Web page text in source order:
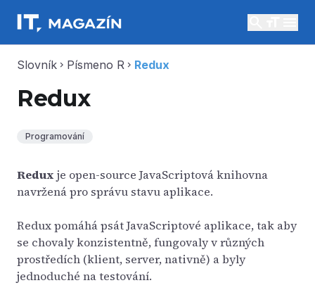
Slovník chevron_right Písmeno R chevron_right Redux
Redux
Programování
Redux je open-source JavaScriptová knihovna
navržená pro správu stavu aplikace.
Redux pomáhá psát JavaScriptové aplikace, tak aby
se chovaly konzistentně, fungovaly v různých
prostředích (klient, server, nativně) a byly
jednoduché na testování.